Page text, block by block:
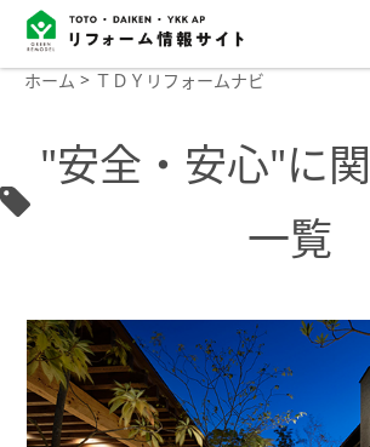
ホーム ＴＤＹリフォームナビ
"安全・安心"に
一覧